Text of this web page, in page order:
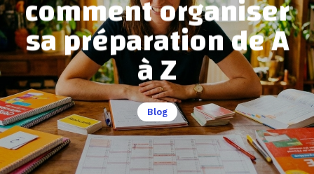
comment organiser
sa préparation de A
à Z
Blog